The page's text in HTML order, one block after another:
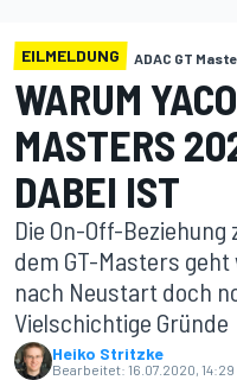
EILMELDUNG ADAC GT
WARUM
MASTERS
DABEI IST
Die On-Off-
dem GT-Masters
nach Neustart doch
Vielschichtige Gründe
Heiko Stritzke
Bearbeitet: 16.07.2020, 14:29